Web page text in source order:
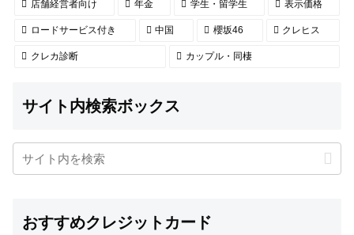
店舗経営者向け 年金 学生・留学生 表示価格
ロードサービス付き 中国 櫻坂46 クレヒス
クレカ診断 カップル・同棲
サイト内検索ボックス
おすすめクレジットカード